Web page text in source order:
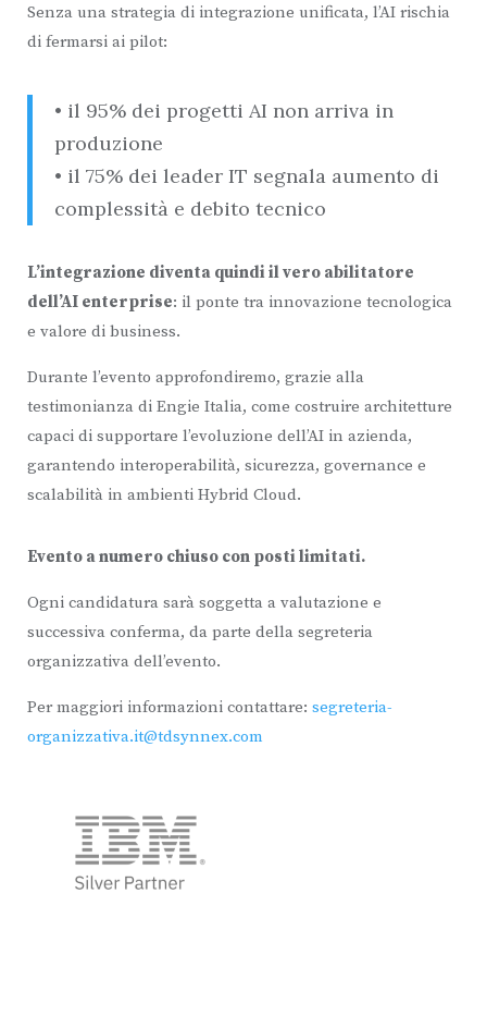
Senza una strategia di integrazione unificata, l’AI rischia
di fermarsi ai pilot:
• il 95% dei progetti AI non arriva in
produzione
• il 75% dei leader IT segnala aumento di
complessità e debito tecnico
L’integrazione diventa quindi il vero abilitatore
dell’AI enterprise: il ponte tra innovazione tecnologica
e valore di business.
Durante l’evento approfondiremo, grazie alla
testimonianza di Engie Italia, come costruire architetture
capaci di supportare l’evoluzione dell’AI in azienda,
garantendo interoperabilità, sicurezza, governance e
scalabilità in ambienti Hybrid Cloud.
Evento a numero chiuso con posti limitati.
Ogni candidatura sarà soggetta a valutazione e
successiva conferma, da parte della segreteria
organizzativa dell’evento.
Per maggiori informazioni contattare: segreteria-
organizzativa.it@tdsynnex.com